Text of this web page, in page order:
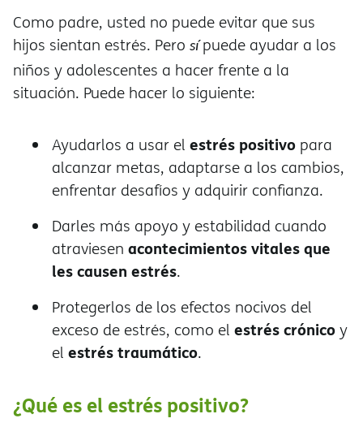
Como padre, usted no puede evitar que sus
hijos sientan estrés. Pero sípuede ayudar a los
niños y adolescentes a hacer frente a la
situación. Puede hacer lo siguiente:
Ayudarlos a usar el estrés positivo para
alcanzar metas, adaptarse a los cambios,
enfrentar desafíos y adquirir confianza.
Darles más apoyo y estabilidad cuando
atraviesen acontecimientos vitales que
les causen estrés.
Protegerlos de los efectos nocivos del
exceso de estrés, como el estrés crónicoy
el estrés traumático.
¿Qué es el estrés positivo?